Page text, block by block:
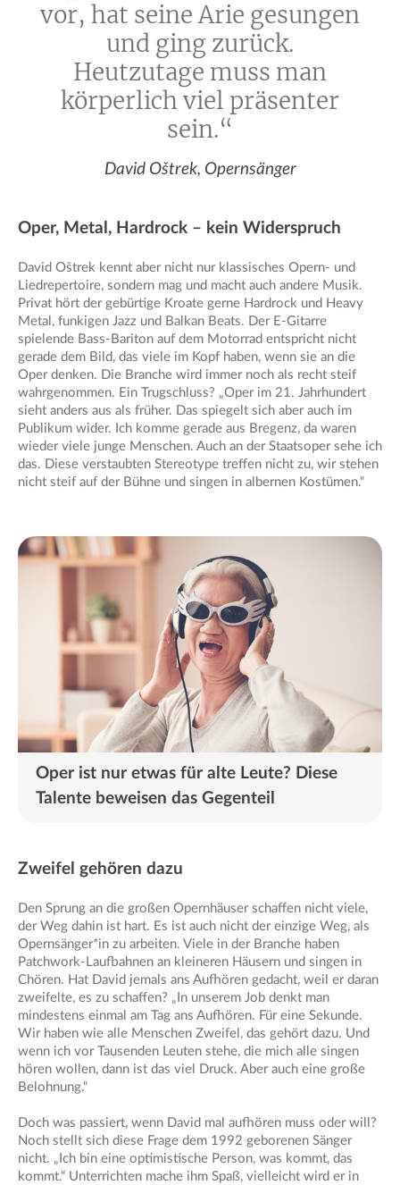
vor, hat seine Arie gesungen
und ging zurück.
Heutzutage muss man
körperlich viel präsenter
sein.“
David Oštrek, Opernsänger
Oper, Metal, Hardrock – kein Widerspruch
David Oštrek kennt aber nicht nur klassisches Opern- und
Liedrepertoire, sondern mag und macht auch andere Musik.
Privat hört der gebürtige Kroate gerne Hardrock und Heavy
Metal, funkigen Jazz und Balkan Beats. Der E-Gitarre
spielende Bass-Bariton auf dem Motorrad entspricht nicht
gerade dem Bild, das viele im Kopf haben, wenn sie an die
Oper denken. Die Branche wird immer noch als recht steif
wahrgenommen. Ein Trugschluss? „Oper im 21. Jahrhundert
sieht anders aus als früher. Das spiegelt sich aber auch im
Publikum wider. Ich komme gerade aus Bregenz, da waren
wieder viele junge Menschen. Auch an der Staatsoper sehe ich
das. Diese verstaubten Stereotype treffen nicht zu, wir stehen
nicht steif auf der Bühne und singen in albernen Kostümen.“
Oper ist nur etwas für alte Leute? Diese
Talente beweisen das Gegenteil
Zweifel gehören dazu
Den Sprung an die großen Opernhäuser schaffen nicht viele,
der Weg dahin ist hart. Es ist auch nicht der einzige Weg, als
Opernsänger*in zu arbeiten. Viele in der Branche haben
Patchwork-Laufbahnen an kleineren Häusern und singen in
Chören. Hat David jemals ans Aufhören gedacht, weil er daran
zweifelte, es zu schaffen? „In unserem Job denkt man
mindestens einmal am Tag ans Aufhören. Für eine Sekunde.
Wir haben wie alle Menschen Zweifel, das gehört dazu. Und
wenn ich vor Tausenden Leuten stehe, die mich alle singen
hören wollen, dann ist das viel Druck. Aber auch eine große
Belohnung.“
Doch was passiert, wenn David mal aufhören muss oder will?
Noch stellt sich diese Frage dem 1992 geborenen Sänger
nicht. „Ich bin eine optimistische Person, was kommt, das
kommt.“ Unterrichten mache ihm Spaß, vielleicht wird er in